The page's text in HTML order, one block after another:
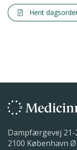
Hent
Dampfærgevej 21-
2100 København Ø